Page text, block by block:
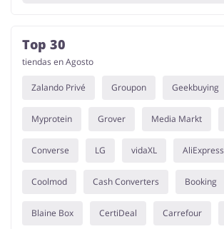
Top 30
tiendas en Agosto
Zalando Privé Groupon Geekbuying
Myprotein Grover Media Markt
Converse LG vidaXL AliExpress
Coolmod Cash Converters Booking
Blaine Box CertiDeal Carrefour